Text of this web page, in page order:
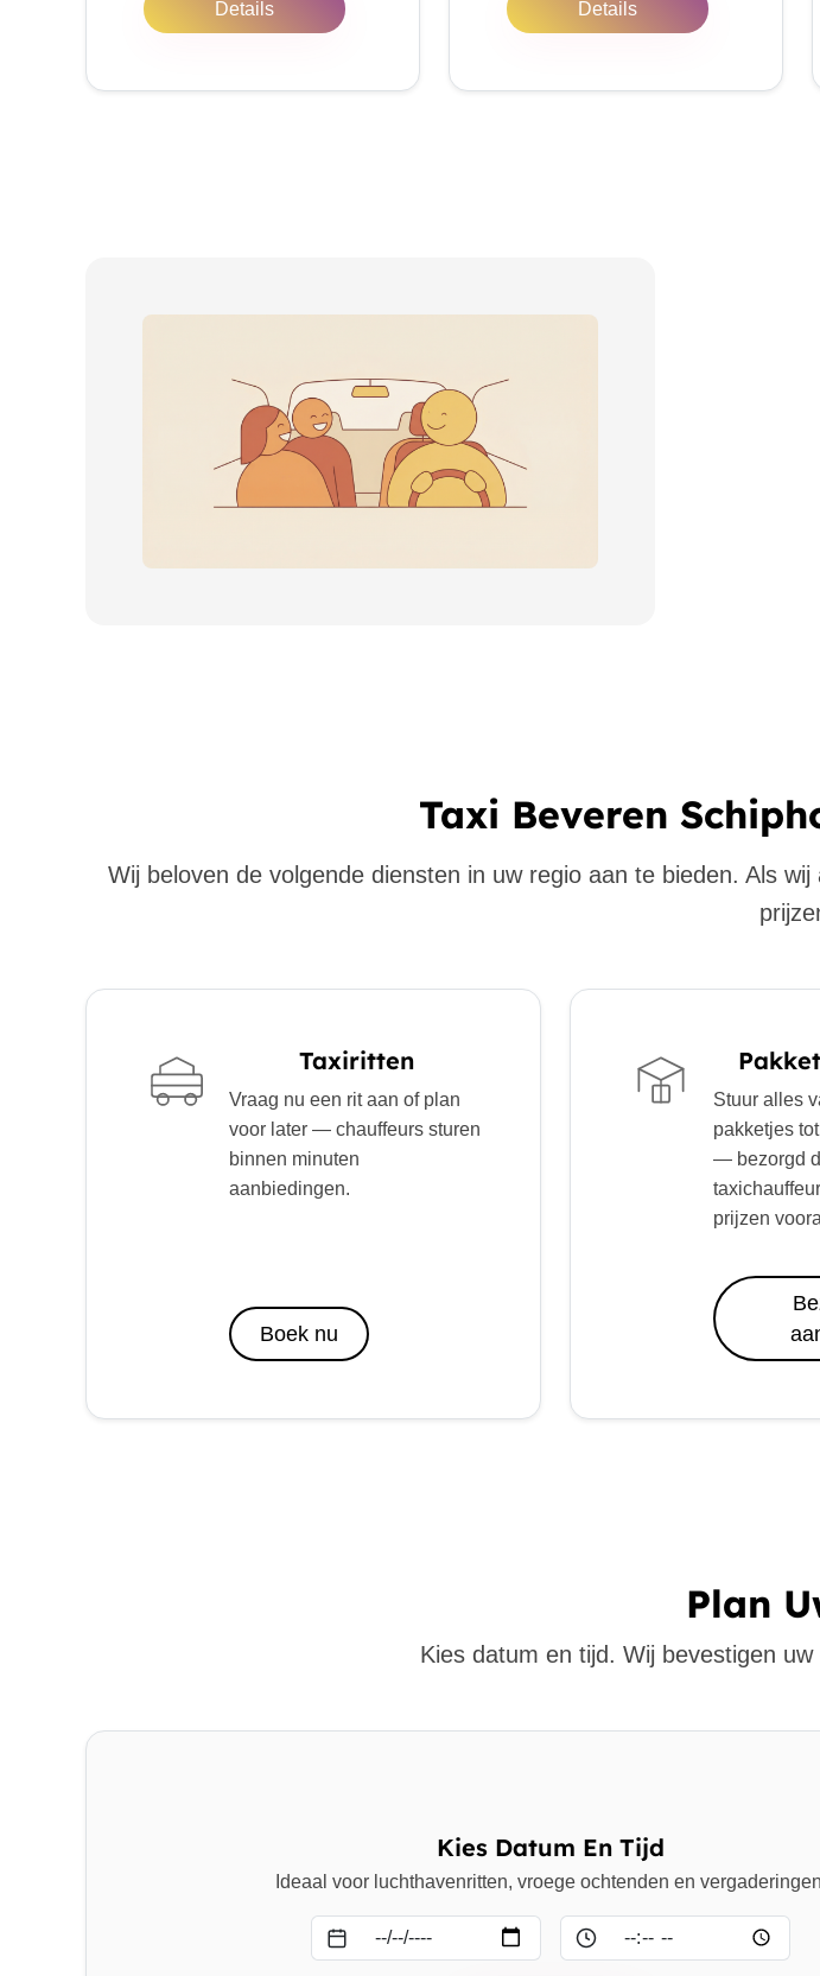
Details Details
Taxi Beveren
Wij beloven de volgende diensten in uw regio aan te bieden. Als
Taxiritten
Vraag nu een rit aan of plan
voor later — chauffeurs sturen
binnen minuten
aanbiedingen.
Boek nu
Stuur alles
pakketjes
— bezorgd
prijzen
Plan
Kies datum en tijd. Wij bevestigen
Kies Datum En Tijd
Ideaal voor luchthavenritten, vroege ochtenden en